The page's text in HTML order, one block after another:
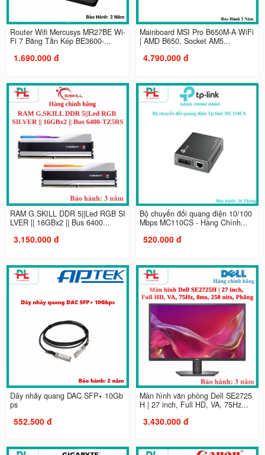
Router Wifi Mercusys MR27BE Wi-
Fi 7 Băng Tần Kép BE3600-...
1.690.000 đ
Mainboard MSI Pro B650M-A WiFi
| AMD B650, Socket AM5...
4.790.000 đ
RAM G.SKILL DDR 5||Led RGB SI
LVER || 16GBx2 || Bus 6400...
3.150.000 đ
Bộ chuyển đổi quang điện 10/100
Mbps MC110CS - Hàng Chính...
520.000 đ
Dây nhảy quang DAC SFP+ 10Gb
ps
552.500 đ
Màn hình văn phòng Dell SE2725
H | 27 inch, Full HD, VA, 75Hz...
3.430.000 đ